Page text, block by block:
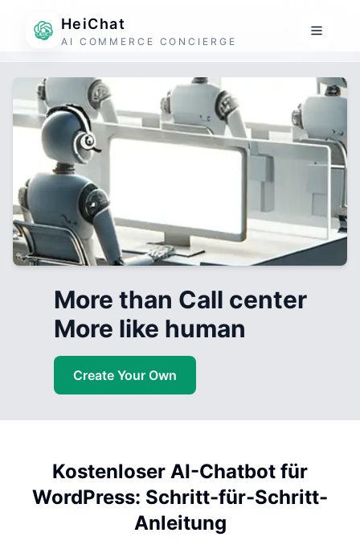
HeiChat
AI COMMERCE CONCIERGE
More than Call center
More like human
Create Your Own
Kostenloser AI-Chatbot für
WordPress: Schritt-für-Schritt-
Anleitung